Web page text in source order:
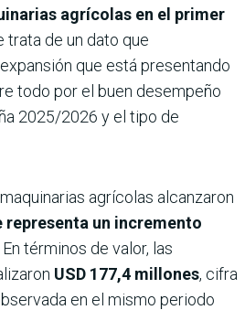
agrícolas en el primer
trata de un dato que
que está presentando
todo por el buen desempeño
2025/2026 y el tipo de
agrícolas alcanzaron
representa un incremento
En términos de valor, las
USD 177,4 millones, cifra
en el mismo periodo